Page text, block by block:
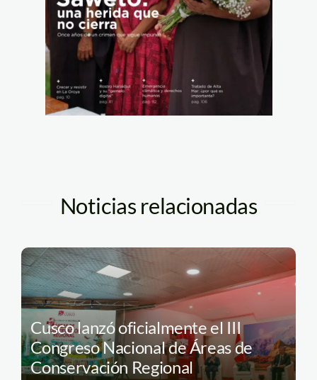
Noticias relacionadas
Cusco lanzó oficialmente el III
Congreso Nacional de Áreas de
Conservación Regional